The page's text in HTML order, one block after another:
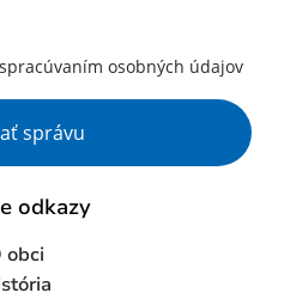
spracúvaním osobných údajov
správu
odkazy
obci